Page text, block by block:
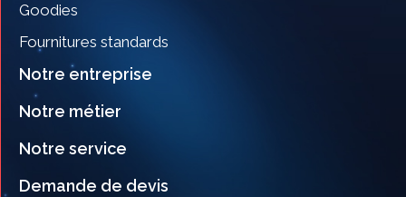
Goodies
Fournitures standards
Notre entreprise
Notre métier
Notre service
Demande de devis